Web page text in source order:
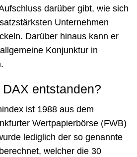
darüber gibt, wie sich
Unternehmen
Darüber hinaus kann er
Konjunktur in
entstanden?
ist 1988 aus dem
Wertpapierbörse (FWB)
lediglich der so genannte
welcher die 30